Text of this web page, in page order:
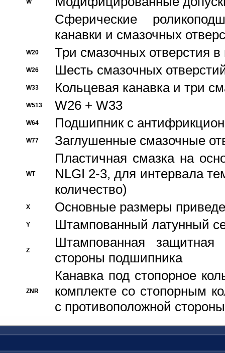
W
Сферические
канавки и смазочных
W20 Три смазочных отверстия
W26 Шесть смазочных
W33 Кольцевая канавка и три
W513 W26 + W33
W64 Подшипник с
W77 Заглушенные смазочные
WT
Пластичная смазка на
NLGI 2-3, для интервала
количество)
X Основные размеры
Y Штампованный латунный
Z
Штампованная
стороны подшипника
ZNR
Канавка под стопорное
комплекте со стопорным
с противоположной стороны